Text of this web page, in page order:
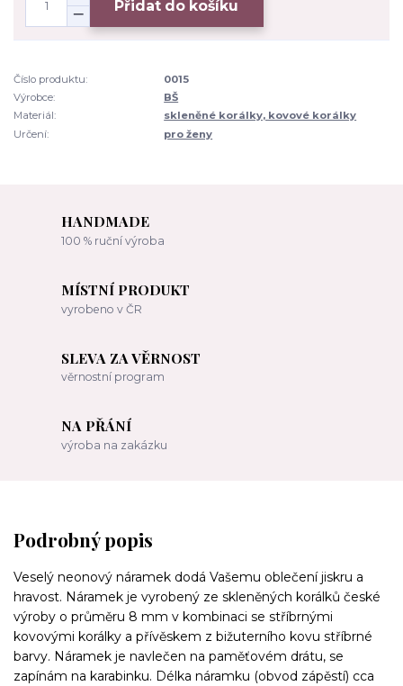
Přidat do košíku
Číslo produktu:
0015
Výrobce:
BŠ
Materiál:
skleněné korálky, kovové korálky
Určení:
pro ženy
HANDMADE
100 % ruční výroba
MÍSTNÍ PRODUKT
vyrobeno v ČR
SLEVA ZA VĚRNOST
věrnostní program
NA PŘÁNÍ
výroba na zakázku
Podrobný popis
Veselý neonový náramek dodá Vašemu oblečení jiskru a
hravost. Náramek je vyrobený ze skleněných korálků české
výroby o průměru 8 mm v kombinaci se stříbrnými
kovovými korálky a přívěskem z bižuterního kovu stříbrné
barvy. Náramek je navlečen na paměťovém drátu, se
zapínám na karabinku. Délka náramku (obvod zápěstí) cca